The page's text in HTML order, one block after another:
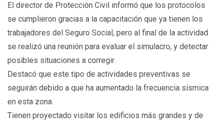
El director de Protección Civil informó que los protocolos
se cumplieron gracias a la capacitación que ya tienen los
trabajadores del Seguro Social, pero al final de la actividad
se realizó una reunión para evaluar el simulacro, y detectar
posibles situaciones a corregir.
Destacó que este tipo de actividades preventivas se
seguirán debido a que ha aumentado la frecuencia sísmica
en esta zona.
Tienen proyectado visitar los edificios más grandes y de